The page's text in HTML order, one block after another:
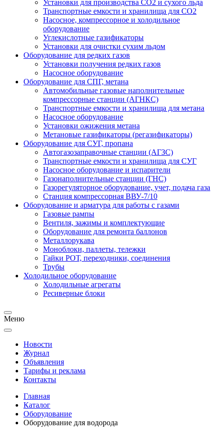
Установки для производства СО2 и сухого льда
Транспортные емкости и хранилища для CO2
Насосное, компрессорное и холодильное
оборудование
Углекислотные газификаторы
Установки для очистки сухим льдом
Оборудование для редких газов
Установки получения редких газов
Насосное оборудование
Оборудование для СПГ, метана
Автомобильные газовые наполнительные
компрессорные станции (АГНКС)
Транспортные емкости и хранилища для метана
Насосное оборудование
Установки ожижения метана
Метановые газификаторы (регазификаторы)
Оборудование для СУГ, пропана
Автогазозаправочные станции (АГЗС)
Транспортные емкости и хранилища для СУГ
Насосное оборудование и испарители
Газонаполнительные станции (ГНС)
Газорегуляторное оборудование, учет, подача газа
Станция компрессорная ВВУ-7/10
Оборудование и арматура для работы с газами
Газовые рампы
Вентиля, зажимы и комплектующие
Оборудование для ремонта баллонов
Металлорукава
Моноблоки, паллеты, тележки
Гайки РОТ, переходники, соединения
Трубы
Холодильное оборудование
Холодильные агрегаты
Ресиверные блоки
Меню
Новости
Журнал
Объявления
Тарифы и реклама
Контакты
Главная
Каталог
Оборудование
Оборудование для водорода